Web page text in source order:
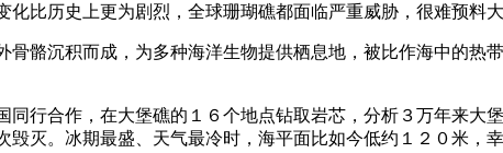
化比历史上更为剧烈，全球珊瑚礁都面临严重威胁，很难预料
骨骼沉积而成，为多种海洋生物提供栖息地，被比作海中的
同行合作，在大堡礁的１６个地点钻取岩芯，分析３万年来
毁灭。冰期最盛、天气最冷时，海平面比如今低约１２０米，